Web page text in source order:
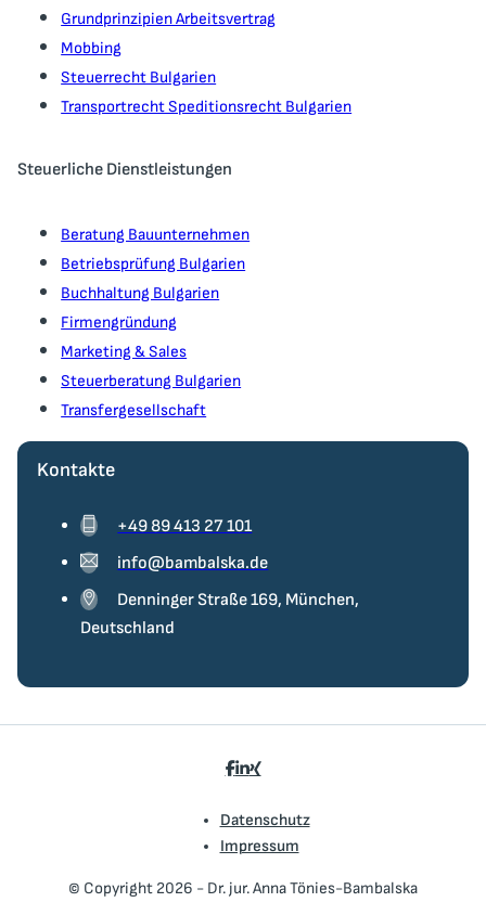
Grundprinzipien Arbeitsvertrag
Mobbing
Steuerrecht Bulgarien
Transportrecht Speditionsrecht Bulgarien
Steuerliche Dienstleistungen
Beratung Bauunternehmen
Betriebsprüfung Bulgarien
Buchhaltung Bulgarien
Firmengründung
Marketing & Sales
Steuerberatung Bulgarien
Transfergesellschaft
Kontakte
+49 89 413 27 101
info@bambalska.de
Denninger Straße 169, München,
Deutschland
Datenschutz
Impressum
© Copyright 2026 - Dr. jur. Anna Tönies-Bambalska